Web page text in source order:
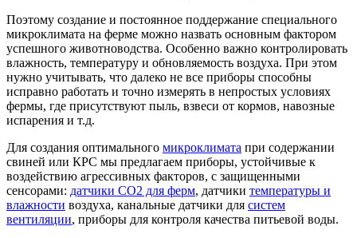
Поэтому создание и постоянное поддержание специального
микроклимата на ферме можно назвать основным фактором
успешного животноводства. Особенно важно контролировать
влажность, температуру и обновляемость воздуха. При этом
нужно учитывать, что далеко не все приборы способны
исправно работать и точно измерять в непростых условиях
фермы, где присутствуют пыль, взвеси от кормов, навозные
испарения и т.д.
Для создания оптимального микроклимата при содержании
свиней или КРС мы предлагаем приборы, устойчивые к
воздействию агрессивных факторов, с защищенными
сенсорами: датчики CO2 для ферм, датчики температуры и
влажности воздуха, канальные датчики для систем
вентиляции, приборы для контроля качества питьевой воды.